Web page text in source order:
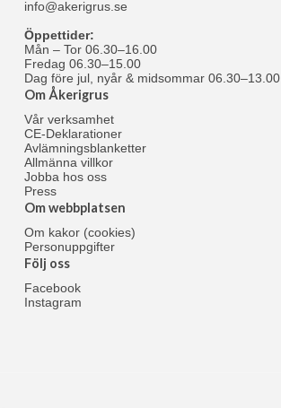
info@akerigrus.se
Öppettider:
Mån – Tor 06.30–16.00
Fredag 06.30–15.00
Dag före jul, nyår & midsommar 06.30–13.00
Om Åkerigrus
Vår verksamhet
CE-Deklarationer
Avlämningsblanketter
Allmänna villkor
Jobba hos oss
Press
Om webbplatsen
Om kakor (cookies)
Personuppgifter
Följ oss
Facebook
Instagram